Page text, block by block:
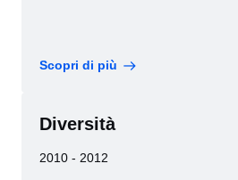
Scopri di più
Diversità
2010 - 2012